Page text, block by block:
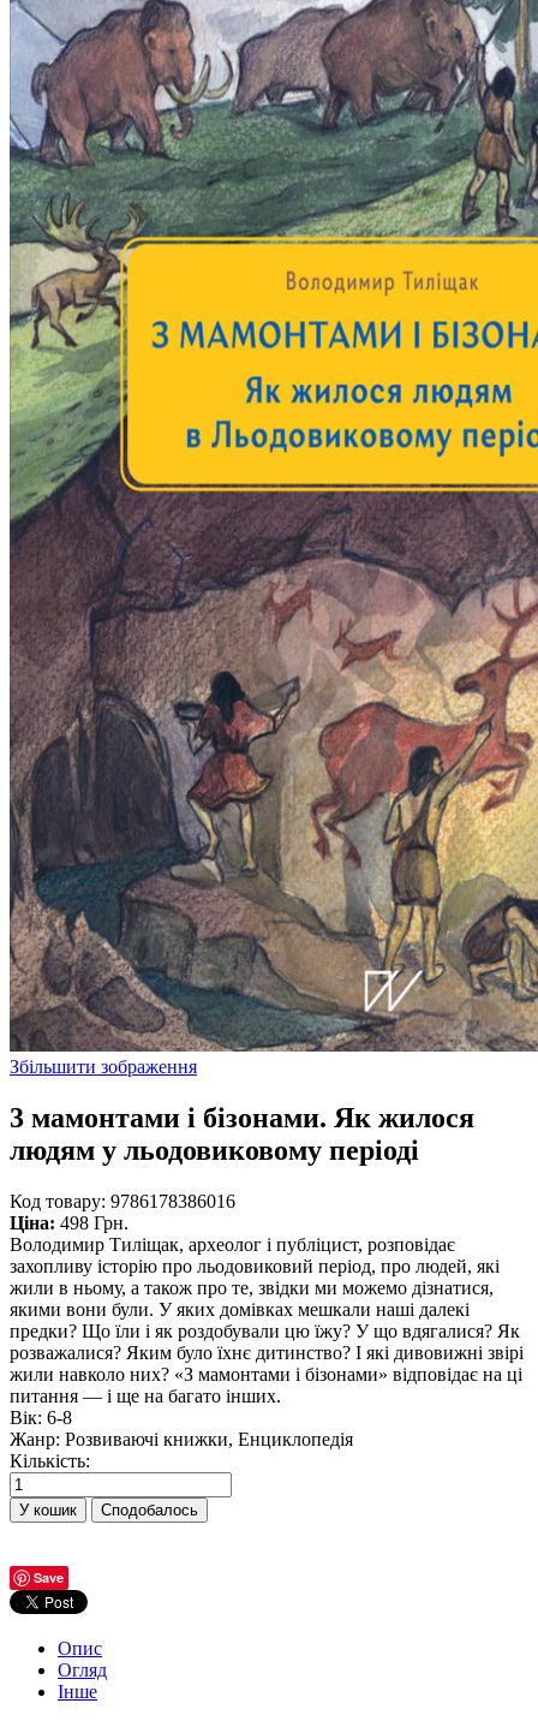
Збільшити зображення
3 мамонтами і бізонами. Як жилося
людям у льодовиковому періоді
Код товару: 9786178386016
Ціна: 498 Грн.
Володимир Тиліщак, археолог і публіцист, розповідає
захопливу історію про льодовиковий період, про людей, які
жили в ньому, а також про те, звідки ми можемо дізнатися,
якими вони були. У яких домівках мешкали наші далекі
предки? Що їли і як роздобували цю їжу? У що вдягалися? Як
розважалися? Яким було їхнє дитинство? І які дивовижні звірі
жили навколо них? «З мамонтами і бізонами» відповідає на ці
питання — і ще на багато інших.
Вік: 6-8
Жанр: Розвиваючі книжки, Енциклопедія
Кількість:
Сподобалось
Save
Опис
Огляд
Інше